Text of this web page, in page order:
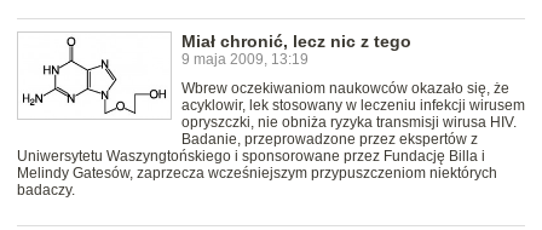
Miał chronić, lecz nic z tego
9 maja 2009, 13:19
Wbrew oczekiwaniom naukowców okazało się, że
acyklowir, lek stosowany w leczeniu infekcji wirusem
opryszczki, nie obniża ryzyka transmisji wirusa HIV.
Badanie, przeprowadzone przez ekspertów z
Uniwersytetu Waszyngtońskiego i sponsorowane przez Fundację Billa i
Melindy Gatesów, zaprzecza wcześniejszym przypuszczeniom niektórych
badaczy.